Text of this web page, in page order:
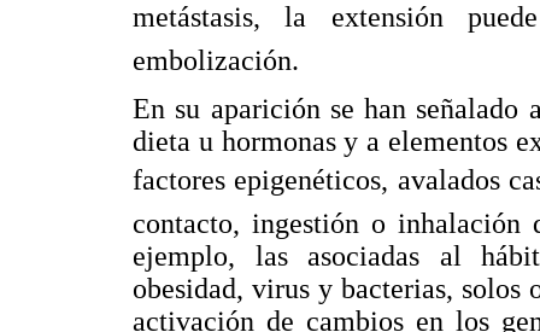
metástasis, la extensión
embolización.
En su aparición se han señalado
dieta u hormonas y a elementos
factores epigenéticos, avalados
contacto, ingestión o inhalación
ejemplo, las asociadas al
obesidad, virus y bacterias, solos
activación de cambios en los